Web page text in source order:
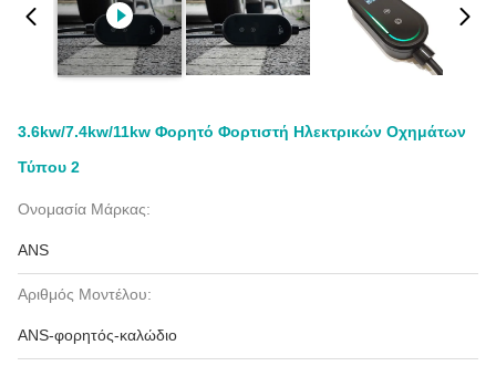
3.6kw/7.4kw/11kw Φορητό Φορτιστή Ηλεκτρικών Οχημάτων
Τύπου 2
Ονομασία Μάρκας:
ANS
Αριθμός Μοντέλου:
ANS-φορητός-καλώδιο